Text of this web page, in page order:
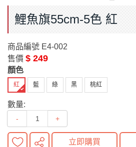
鯉魚旗55cm-5色 紅
商品編號 E4-002
售價 $ 249
顏色
紅 藍 綠 黑 桃紅
數量:
- +
立即購買